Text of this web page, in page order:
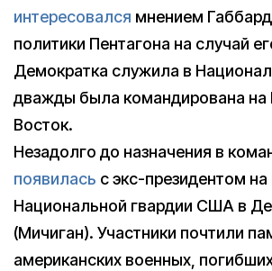
интересовался мнением
политики Пентагона на случай
Демократка служила в
дважды была командирована на
Восток.
Незадолго до назначения в
появилась с экс-президентом
Национальной гвардии США в
(Мичиган). Участники почтили
американских военных,